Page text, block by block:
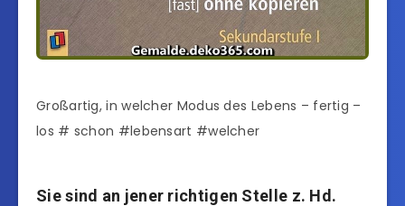
Großartig, in welcher Modus des Lebens – fertig –
los # schon #lebensart #welcher
Sie sind an jener richtigen Stelle z. Hd.